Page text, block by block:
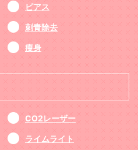
ピアス
刺青除去
痩身
CO2レーザー
ライムライト